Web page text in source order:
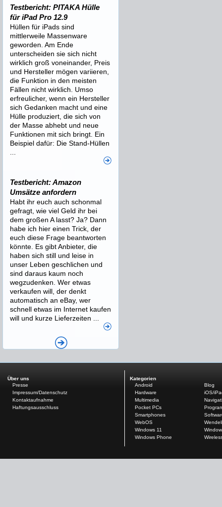
Testbericht: PITAKA Hülle
für iPad Pro 12.9
Hüllen für iPads sind
mittlerweile Massenware
geworden. Am Ende
unterscheiden sie sich nicht
wirklich groß voneinander, Preis
und Hersteller mögen variieren,
die Funktion in den meisten
Fällen nicht wirklich. Umso
erfreulicher, wenn ein Hersteller
sich Gedanken macht und eine
Hülle produziert, die sich von
der Masse abhebt und neue
Funktionen mit sich bringt. Ein
Beispiel dafür: Die Stand-Hüllen
Testbericht: Amazon
Umsätze anfordern
Habt ihr euch auch schonmal
gefragt, wie viel Geld ihr bei
dem großen A lasst? Ja? Dann
habe ich hier einen Trick, der
euch diese Frage beantworten
könnte. Es gibt Anbieter, die
haben sich still und leise in
unser Leben geschlichen und
sind daraus kaum noch
wegzudenken. Wer etwas
verkaufen will, der denkt
automatisch an eBay, wer
schnell etwas im Internet kaufen
will und kurze Lieferzeiten ...
Über uns
Presse
Impressum/Datenschutz
Kontaktaufnahme
Haftungsausschluss
Kategorien
Android
Blog
Hardware
iOS/
Multimedia
Pocket PCs
Smartphones
WebOS
Windows 11
Windows Phone